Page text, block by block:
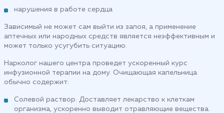
нарушения в работе сердца
Зависимый не может сам выйти из запоя, а применение
аптечных или народных средств является неэффективным и
может только усугубить ситуацию.
Нарколог нашего центра проведет ускоренный курс
инфузионной терапии на дому. Очищающая капельница
обычно содержит:
Солевой раствор. Доставляет лекарство к клеткам
организма, ускоренно выводит отравляющие вещества.